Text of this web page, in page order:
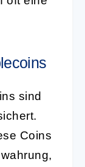
sind
Coins